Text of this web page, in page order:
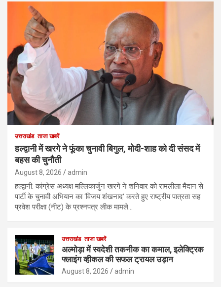
उत्तराखंड ताजा खबरें
हल्द्वानी में खरगे ने फूंका चुनावी बिगुल, मोदी-शाह को दी संसद में
बहस की चुनौती
August 8, 2026 admin
हल्द्वानी: कांग्रेस अध्यक्ष मल्लिकार्जुन खरगे ने शनिवार को रामलीला मैदान से
पार्टी के चुनावी अभियान का ‘विजय शंखनाद’ करते हुए राष्ट्रीय पात्रता सह
प्रवेश परीक्षा (नीट) के प्रश्नपत्र लीक मामले…
उत्तराखंड ताजा खबरें
अल्मोड़ा में स्वदेशी तकनीक का कमाल, इलेक्ट्रिक
फ्लाइंग व्हीकल की सफल ट्रायल उड़ान
August 8, 2026 admin